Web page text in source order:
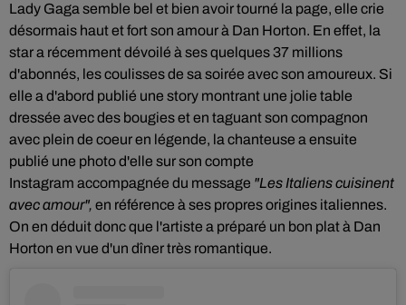
Lady Gaga semble bel et bien avoir tourné la page, elle crie
désormais haut et fort son amour à Dan Horton. En effet, la
star a récemment dévoilé à ses quelques 37 millions
d'abonnés, les coulisses de sa soirée avec son amoureux. Si
elle a d'abord publié une story montrant une jolie table
dressée avec des bougies et en taguant son compagnon
avec plein de coeur en légende, la chanteuse a ensuite
publié une photo d'elle sur son compte
Instagram accompagnée du message "Les Italiens cuisinent
avec amour", en référence à ses propres origines italiennes.
On en déduit donc que l'artiste a préparé un bon plat à Dan
Horton en vue d'un dîner très romantique.